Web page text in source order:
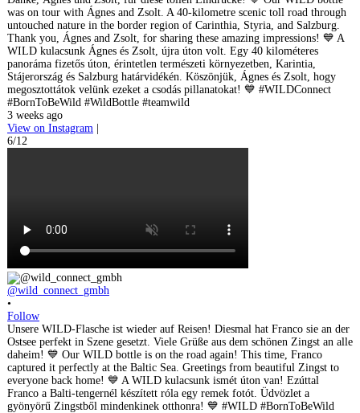
was on tour with Ágnes and Zsolt. A 40-kilometre scenic toll road through
untouched nature in the border region of Carinthia, Styria, and Salzburg.
Thank you, Ágnes and Zsolt, for sharing these amazing impressions! 💙 A
WILD kulacsunk Ágnes és Zsolt, újra úton volt. Egy 40 kilométeres
panoráma fizetős úton, érintetlen természeti környezetben, Karintia,
Stájerország és Salzburg határvidékén. Köszönjük, Ágnes és Zsolt, hogy
megosztottátok velünk ezeket a csodás pillanatokat! 💙 #WILDConnect
#BornToBeWild #WildBottle #teamwild
3 weeks ago
View on Instagram |
6/12
@wild_connect_gmbh
•
Follow
Unsere WILD-Flasche ist wieder auf Reisen! Diesmal hat Franco sie an der
Ostsee perfekt in Szene gesetzt. Viele Grüße aus dem schönen Zingst an alle
daheim! 💙 Our WILD bottle is on the road again! This time, Franco
captured it perfectly at the Baltic Sea. Greetings from beautiful Zingst to
everyone back home! 💙 A WILD kulacsunk ismét úton van! Ezúttal
Franco a Balti-tengernél készített róla egy remek fotót. Üdvözlet a
gyönyörű Zingstből mindenkinek otthonra! 💙 #WILD #BornToBeWild